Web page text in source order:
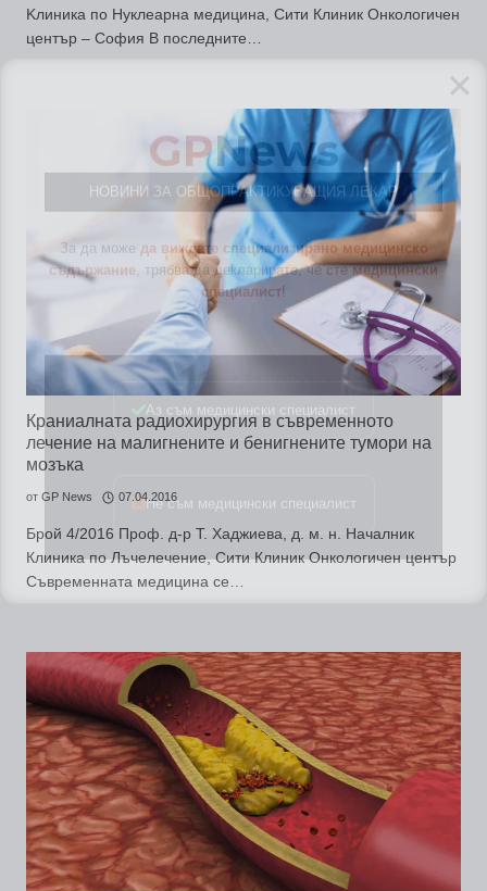
Kлиника по Нуклеарна медицина, Сити Клиник Онкологичен
център – София В последните…
Краниалната радиохирургия в съвременното
лечение на малигнените и бенигнените тумори на
мозъка
от GP News 07.04.2016
Брой 4/2016 Проф. д-р Т. Хаджиева, д. м. н. Началник
Клиника по Лъчелечение, Сити Клиник Онкологичен център
Съвременната медицина се…
News
НОВИНИ ЗА ОБЩОПРАКТИКУВАЩИЯ ЛЕКАР
да виждате специализирано медицинско
, трябва да декларирате, че сте медицински
специалист!
Аз съм медицински специалист